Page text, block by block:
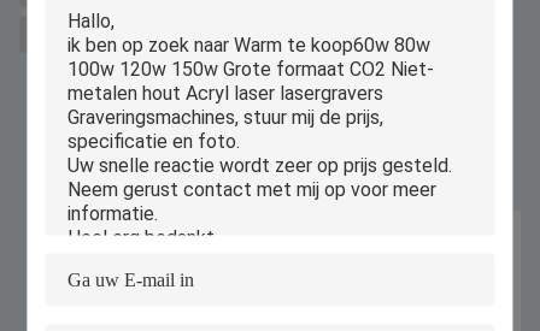
MDF lederen Co2-lasersnijder
Gelijkaardige Producten